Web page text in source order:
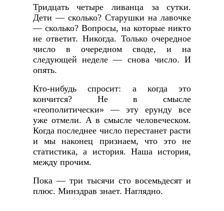
Тридцать четыре ливанца за сутки.
Дети — сколько? Старушки на лавочке
— сколько? Вопросы, на которые никто
не ответит. Никогда. Только очередное
число в очередном своде, и на
следующей неделе — снова число. И
опять.
Кто-нибудь спросит: а когда это
кончится? Не в смысле
«геополитически» — эту ерунду все
уже отмели. А в смысле человеческом.
Когда последнее число перестанет расти
и мы наконец признаем, что это не
статистика, а история. Наша история,
между прочим.
Пока — три тысячи сто восемьдесят и
плюс. Минздрав знает. Наглядно.